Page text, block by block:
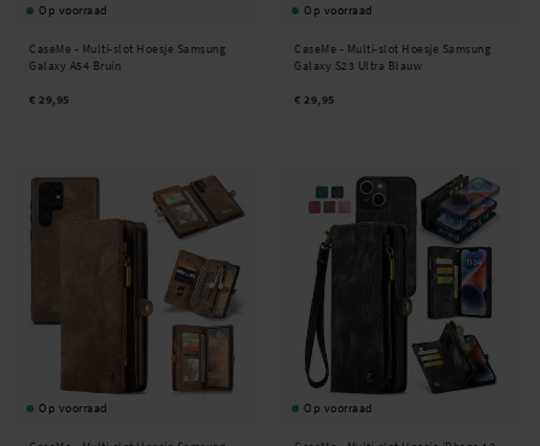
Op voorraad
CaseMe - Multi-slot Hoesje Samsung
Galaxy A54 Bruin
€ 29,95
Op voorraad
CaseMe - Multi-slot Hoesje Samsung
Galaxy S23 Ultra Blauw
€ 29,95
Op voorraad Op voorraad